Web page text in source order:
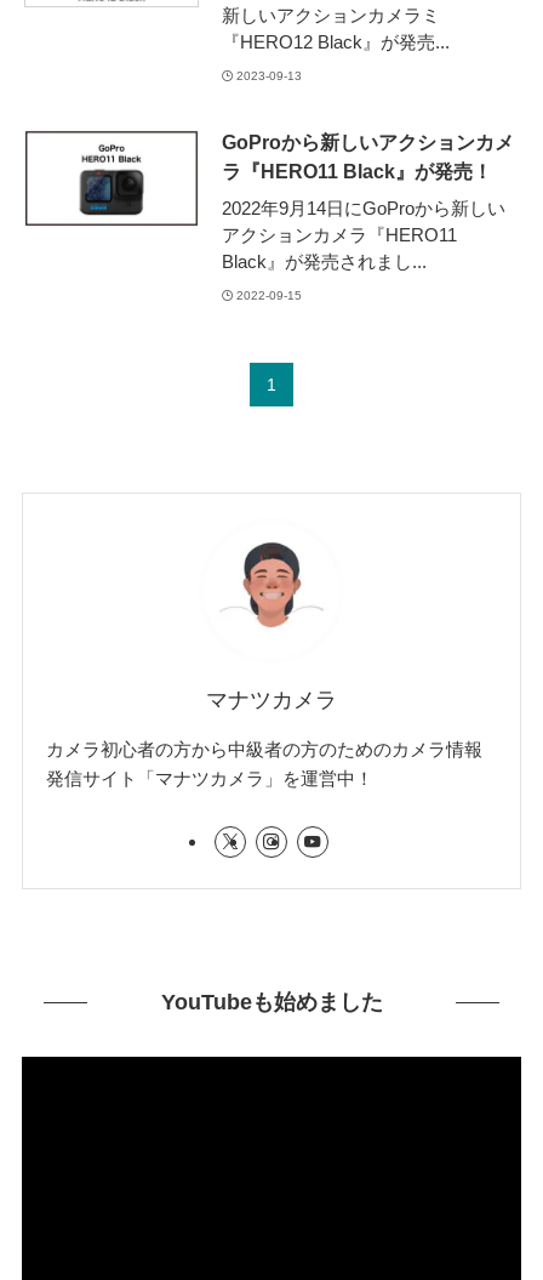
新しいアクションカメラミ
『HERO12 Black』が発売...
2023-09-13
GoProから新しいアクションカメ
ラ『HERO11 Black』が発売！
2022年9月14日にGoProから新しい
アクションカメラ『HERO11
Black』が発売されまし...
2022-09-15
1
マナツカメラ
カメラ初心者の方から中級者の方のためのカメラ情報
発信サイト「マナツカメラ」を運営中！
YouTubeも始めました